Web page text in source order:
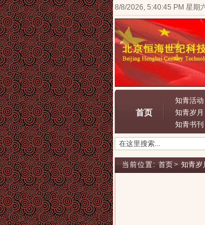
8/8/2026, 5:40:45 PM 星期
首页
知青活动
知青岁月
知青书刊
当前位置: 首页> 知青岁